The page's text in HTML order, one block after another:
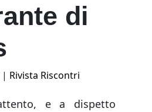
di
| Rivista Riscontri
e a dispetto